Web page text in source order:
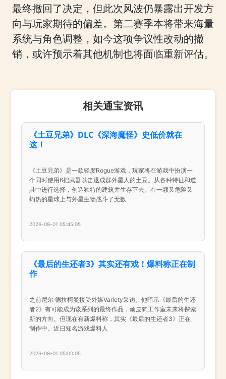
最终撤回了决定，但此次风波仍暴露出开发方
向与玩家期待的偏差。第二赛季本将带来海量
系统与角色调整，如今这项争议性改动的撤
销，或许预示着其他机制也将面临重新评估。
相关通宝资讯
《土豆兄弟》DLC《深海魔怪》史低价就在
这！
《土豆兄弟》是一款轻度Rogue游戏，玩家将在游戏中扮演一
个同时使用6把武器以击退成群外星人的土豆。从各种特征和道
具中进行选择，创造独特的建筑并生存下去。在一颗又危险又
灼热的星球上与外星生物战斗了无数
2026-08-01 05:45:05
《最后的生还者3》其实还有戏！爆料称正在制
作
之前尼尔·德拉柯曼接受外媒Variety采访。他暗示《最后的生还
者2》有可能成为该系列的最终作品，顽皮狗工作室未来将探索
新的方向。但现在有新爆料称，其实《最后的生还者3》正在
制作中。近日知名游戏爆料人
2026-08-01 05:00:05